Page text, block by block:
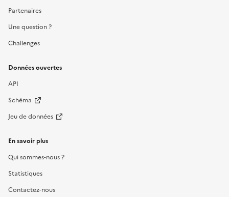
Partenaires
Une question ?
Challenges
Données ouvertes
API
Schéma
Jeu de données
En savoir plus
Qui sommes-nous ?
Statistiques
Contactez-nous